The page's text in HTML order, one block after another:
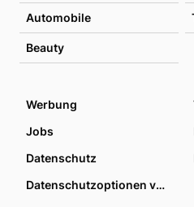
Automobile
Beauty
Werbung
Jobs
Datenschutz
Datenschutzoptionen verwalten